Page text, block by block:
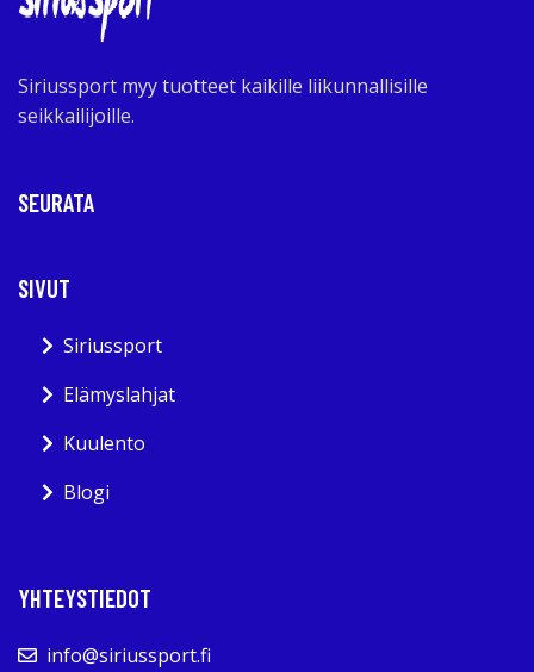
Siriussport myy tuotteet kaikille liikunnallisille
seikkailijoille.
SEURATA
SIVUT
Siriussport
Elämyslahjat
Kuulento
Blogi
YHTEYSTIEDOT
info@siriussport.fi